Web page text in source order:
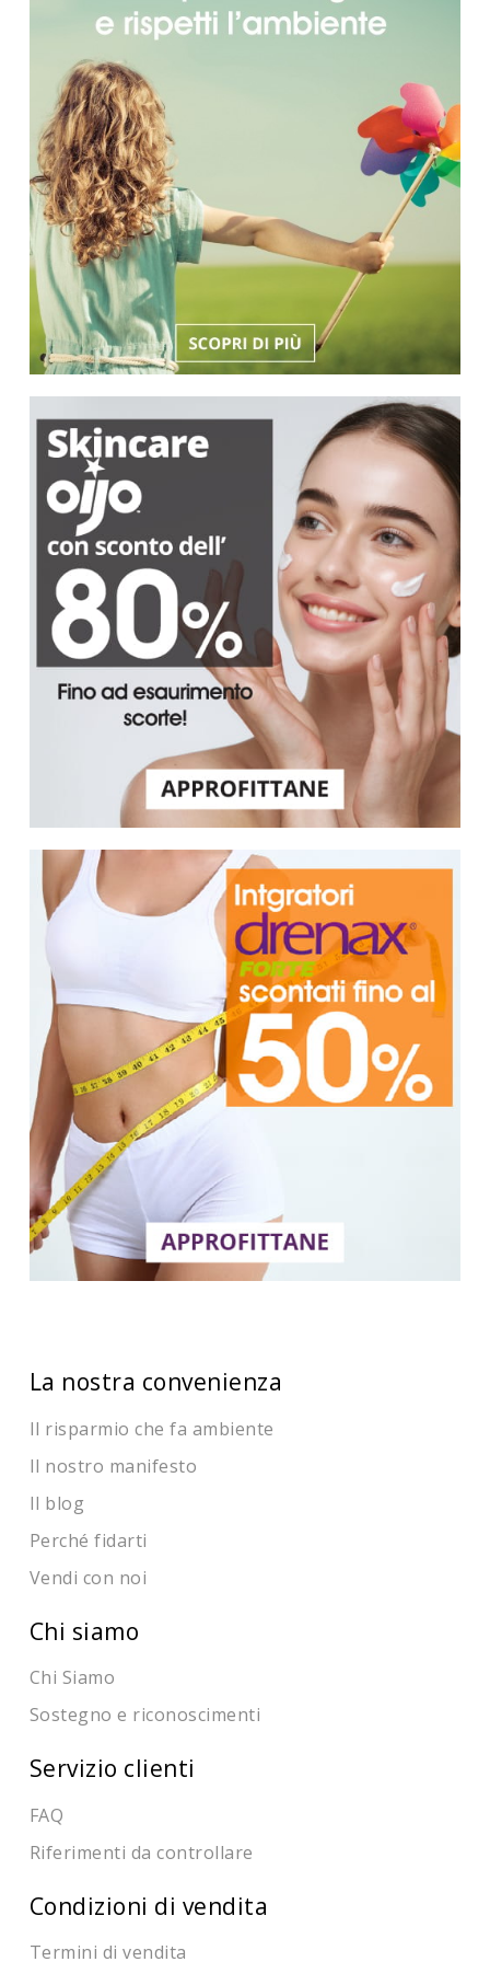
La nostra convenienza
Il risparmio che fa ambiente
Il nostro manifesto
Il blog
Perché fidarti
Vendi con noi
Chi siamo
Chi Siamo
Sostegno e riconoscimenti
Servizio clienti
FAQ
Riferimenti da controllare
Condizioni di vendita
Termini di vendita